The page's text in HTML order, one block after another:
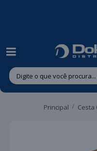
Principal Cesta